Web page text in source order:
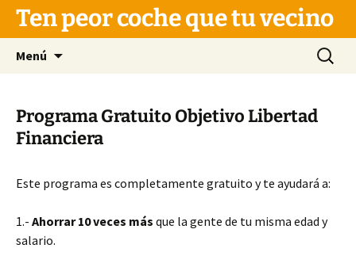
Saltar
contenido
Ten peor coche que tu vecino
Menú Buscar:
Programa Gratuito Objetivo Libertad
Financiera
Este programa es completamente gratuito y te ayudará a:
1.- Ahorrar 10 veces más que la gente de tu misma edad y
salario.